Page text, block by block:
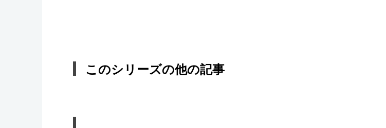
このシリーズの他の記事